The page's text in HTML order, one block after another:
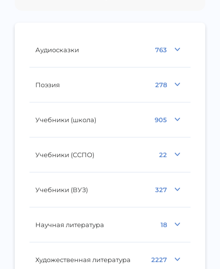
Аудиосказки 763
Поэзия 278
Учебники (школа) 905
Учебники (ССПО) 22
Учебники (ВУЗ) 327
Научная литература 18
Художественная литература 2227